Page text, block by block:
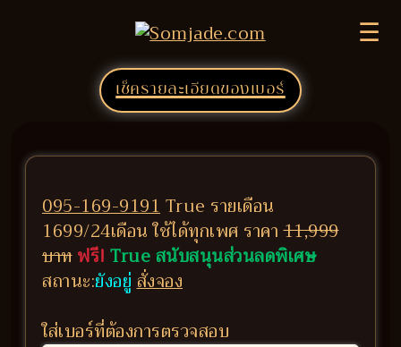
☰
เช็ครายละเอียดของเบอร์
095-169-9191True รายเดือน
1699/24เดือน ใช้ได้ทุกเพศ ราคา11,999
บาทฟรี! True สนับสนุนส่วนลดพิเศษ
สถานะ:ยังอยู่สั่งจอง
ใส่เบอร์ที่ต้องการตรวจสอบ